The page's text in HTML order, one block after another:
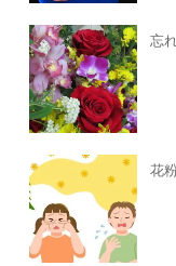
忘
花